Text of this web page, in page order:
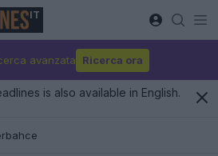
IT
avanzata Ricerca ora
is also available in English.